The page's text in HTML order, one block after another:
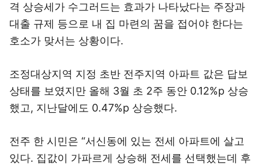
격 상승세가 수그러드는 효과가 나타났다는 주장과
대출 규제 등으로 내 집 마련의 꿈을 접어야 한다는
호소가 맞서는 상황이다.
조정대상지역 지정 초반 전주지역 아파트 값은 답보
상태를 보였지만 올해 3월 초 2주 동안 0.12%p 상승
했고, 지난달에도 0.47%p 상승했다.
전주 한 시민은 “서신동에 있는 전세 아파트에 살고
있다. 집값이 가파르게 상승해 전세를 선택했는데 후